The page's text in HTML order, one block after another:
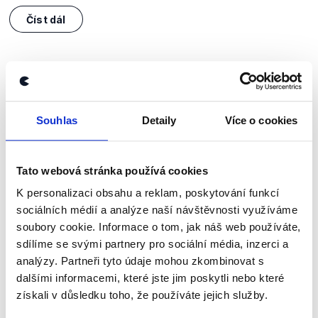
Souhlas Detaily Více o cookies
Tato webová stránka používá cookies
K personalizaci obsahu a reklam, poskytování funkcí
sociálních médií a analýze naší návštěvnosti využíváme
soubory cookie. Informace o tom, jak náš web používáte,
sdílíme se svými partnery pro sociální média, inzerci a
analýzy. Partneři tyto údaje mohou zkombinovat s
dalšími informacemi, které jste jim poskytli nebo které
získali v důsledku toho, že používáte jejich služby.
Číst dál
Zůstaňme v kontaktu
Přihlaste se k odběru našeho
newsletteru nebo
kanálu, kde pravidelně přinášíme
shrnutí nejzajímavějších článků a analýz.
Začněte nás odebírat, a mějte tak
přehled o tom, jaké dezinformace a
nepravdy se zrovna v Česku šíří.
Newsletter WhatsApp